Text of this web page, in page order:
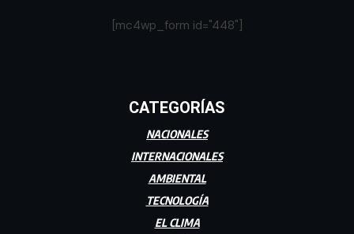
[mc4wp_form id="448"]
CATEGORÍAS
NACIONALES
INTERNACIONALES
AMBIENTAL
TECNOLOGÍA
EL CLIMA